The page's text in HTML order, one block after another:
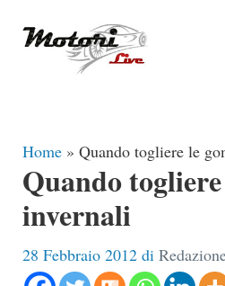
Home » Quando togliere le
Quando
invernali
28 Febbraio 2012 di